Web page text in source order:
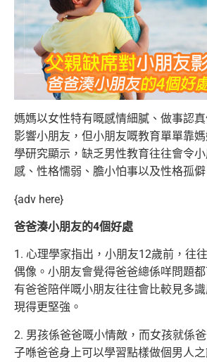
媽媽以女性特有嘅感情細膩、做事認
影響小朋友，但小朋友嘅教育單單靠
學研究顯示，缺乏男性教育往往會令
感、性格懦弱、膽小怕事以及性格孤
{adv here}
爸爸湊小朋友的4個好處
1. 心理學家指出，小朋友12歲前，往
偶像。小朋友會覺得爸爸總係咩問題
有爸爸陪伴嘅小朋友往往會比較見多
現得更堅強。
2. 男孩係爸爸嘅小情敵，而女孩就係
子喺爸爸身上可以學習點樣做個男人